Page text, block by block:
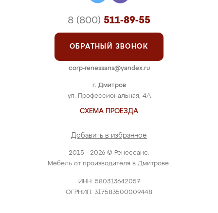
2015 - 2026 © Ренессанс.
Мебель от производителя в Дмитрове.
ИНН: 580313642057
ОГРНИП: 317583500009448
г. Дмитров
ул. Профессиональная, 4А
СХЕМА ПРОЕЗДА
Добавить в избранное
8 (800) 511-89-55
ОБРАТНЫЙ ЗВОНОК
corp-renessans@yandex.ru